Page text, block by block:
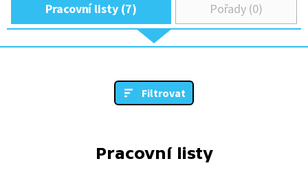
Pracovní listy (7) Pořady (0)
Filtrovat
Pracovní listy